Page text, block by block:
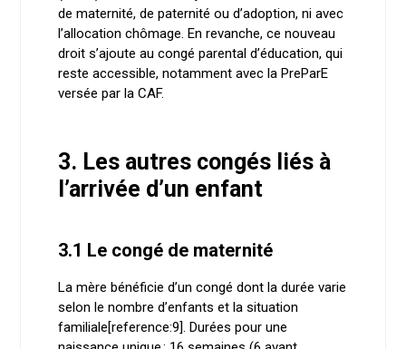
de maternité, de paternité ou d’adoption, ni avec
l’allocation chômage. En revanche, ce nouveau
droit s’ajoute au congé parental d’éducation, qui
reste accessible, notamment avec la PreParE
versée par la CAF.
3. Les autres congés liés à
l’arrivée d’un enfant
3.1 Le congé de maternité
La mère bénéficie d’un congé dont la durée varie
selon le nombre d’enfants et la situation
familiale[reference:9]. Durées pour une